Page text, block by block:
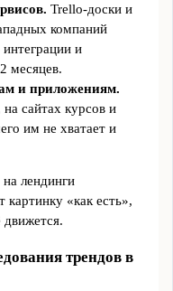
Trello‑доски и
компаний
интеграции и
месяцев.
и приложениям.
сайтах курсов и
им не хватает и
лендинги
картинку «как есть»,
движется.
трендов в